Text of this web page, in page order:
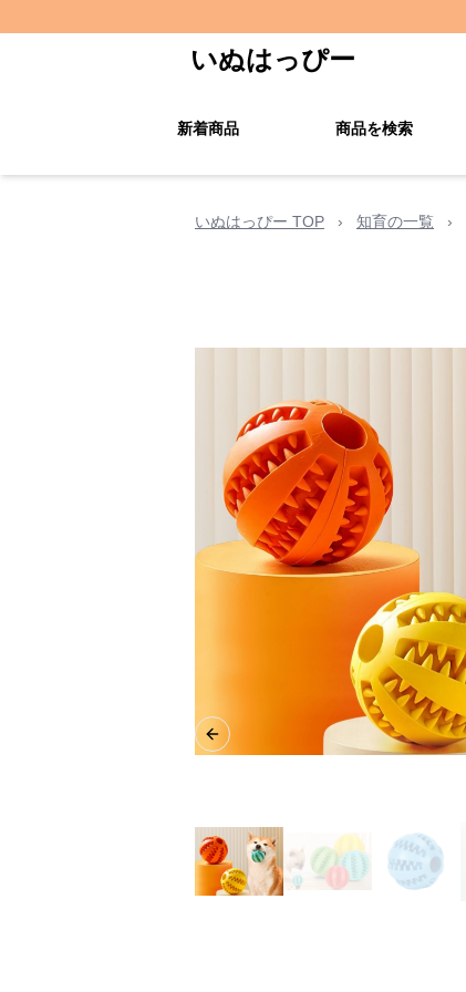
いぬはっぴー
新着商品 商品を検索
いぬはっぴー TOP › 知育の一覧 ›
Previous slide